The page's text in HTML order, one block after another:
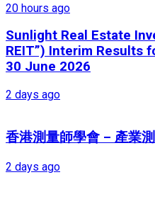
20 hours ago
Sunlight Real Estate
REIT”) Interim Results
30 June 2026
2 days ago
香港測量師學會 – 產業
2 days ago